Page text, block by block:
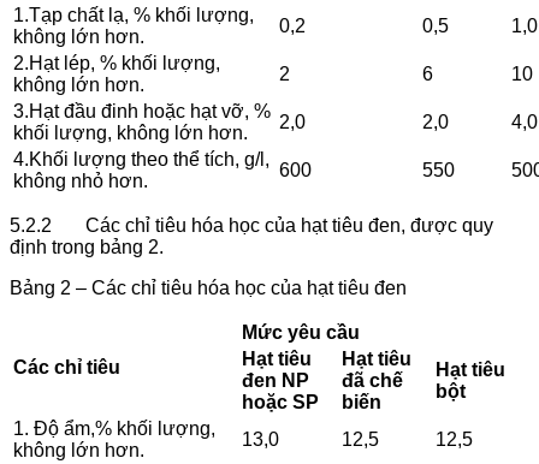
1.Tạp chất lạ, % khối lượng,
không lớn hơn.
0,2 0,5
1,0
2.Hạt lép, % khối lượng,
không lớn hơn.
2 6
10
3.Hạt đầu đinh hoặc hạt vỡ, %
khối lượng, không lớn hơn.
2,0 2,0
4,0
4.Khối lượng theo thể tích, g/l,
không nhỏ hơn.
600 550
5.2.2 Các chỉ tiêu hóa học của hạt tiêu đen, được quy
định trong bảng 2.
Bảng 2 – Các chỉ tiêu hóa học của hạt tiêu đen
Các chỉ tiêu
Mức yêu cầu
Hạt tiêu
đen NP
hoặc SP
Hạt tiêu
đã chế
biến
Hạt tiêu
bột
1. Độ ẩm,% khối lượng,
không lớn hơn.
13,0 12,5
12,5